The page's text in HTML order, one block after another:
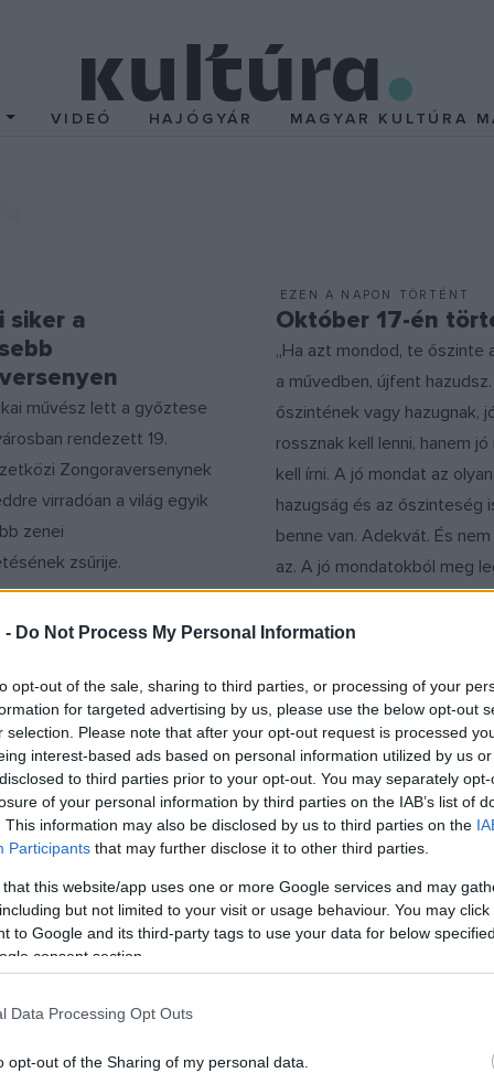
- Do Not Process My Personal Information
opt-out of the sale, sharing to third parties, or processing of your
for targeted advertising by us, please use the below opt-out
selection. Please note that after your opt-out request is processed
interest-based ads based on personal information utilized by us
to third parties prior to your opt-out. You may separately
of your personal information by third parties on the IAB’s list of
This information may also be disclosed by us to third parties on the
Participants that may further disclose it to other third parties.
that this website/app uses one or more Google services and may
but not limited to your visit or usage behaviour. You may
to Google and its third-party tags to use your data for below
consent section.
Data Processing Opt Outs
opt-out of the Sharing of my personal data.
VIDEÓ HAJÓGYÁR MAGYAR KULTÚRA
siker a
művész lett a győztese
rendezett 19.
Zongoraversenynek
virradóan a világ egyik
zenei
zsűrije.
EZEN A NAPON TÖRTÉNT
Október 17-én
„Ha azt mondod, te őszinte
a művedben, újfent
őszintének vagy hazugnak,
rossznak kell lenni, hanem
kell írni. A jó mondat az
hazugság és az őszinteség
benne van. Adekvát. És
az. A jó mondatokból meg
Ha lehetséges” –
hatvanharmadik
szerkesztő, Darvasi László.
Chopin elveszett
eddig ismeretlen,
évvel ezelőtt írt művének
York-i Morgan Könyvtár
bukkantak
MŰVÉSZET
Elhunyt Chopin
egyik legkiválóbb
tolmácsolója
Hetvenkét éves korában
Olejniczak kiváló lengyel
Fryderyk Chopin műveinek
ismert tolmácsolója –